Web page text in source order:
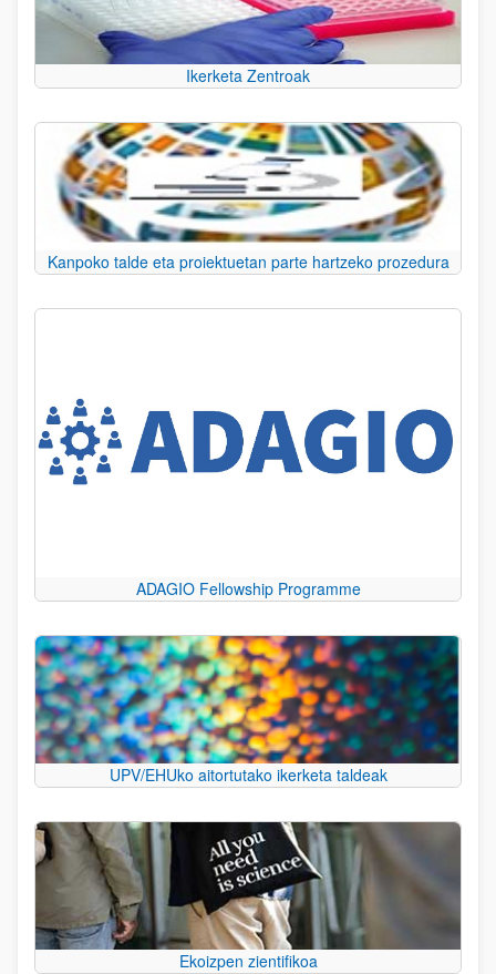
Ikerketa Zentroak
Kanpoko talde eta proiektuetan parte hartzeko prozedura
ADAGIO Fellowship Programme
UPV/EHUko aitortutako ikerketa taldeak
Ekoizpen zientifikoa